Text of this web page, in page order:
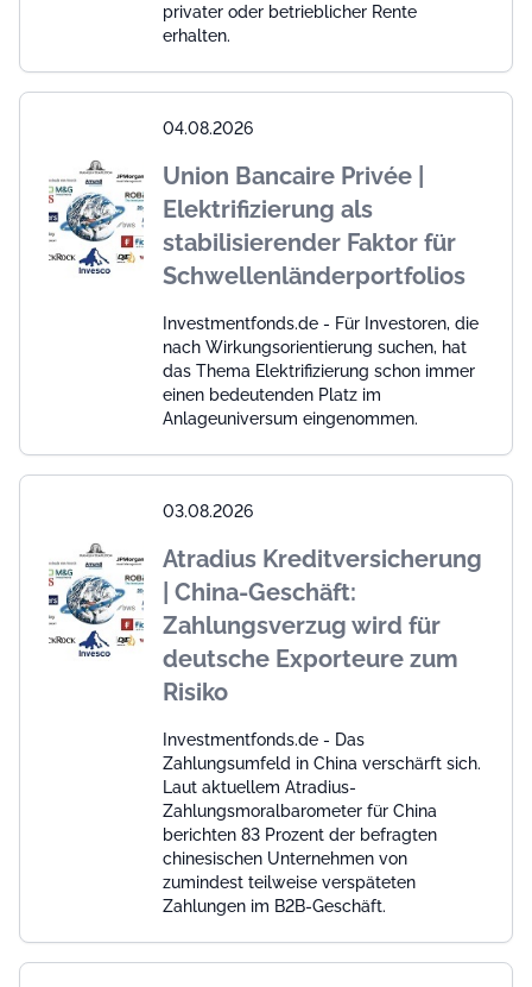
privater oder betrieblicher Rente
erhalten.
04.08.2026
Union Bancaire Privée |
Elektrifizierung als
stabilisierender Faktor für
Schwellenländerportfolios
Investmentfonds.de - Für Investoren, die
nach Wirkungsorientierung suchen, hat
das Thema Elektrifizierung schon immer
einen bedeutenden Platz im
Anlageuniversum eingenommen.
03.08.2026
Atradius Kreditversicherung
| China-Geschäft:
Zahlungsverzug wird für
deutsche Exporteure zum
Risiko
Investmentfonds.de - Das
Zahlungsumfeld in China verschärft sich.
Laut aktuellem Atradius-
Zahlungsmoralbarometer für China
berichten 83 Prozent der befragten
chinesischen Unternehmen von
zumindest teilweise verspäteten
Zahlungen im B2B-Geschäft.